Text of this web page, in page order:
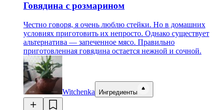
Говядина с розмарином
Честно говоря, я очень люблю стейки. Но в домашних
условиях приготовить их непросто. Однако существует
альтернатива — запеченное мясо. Правильно
приготовленная говядина остается нежной и сочной.
Witchenka Ингредиенты